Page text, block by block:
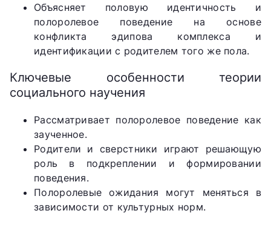
Объясняет половую идентичность и
полоролевое поведение на основе
конфликта эдипова комплекса и
идентификации с родителем того же пола.
Ключевые особенности теории
социального научения
Рассматривает полоролевое поведение как
заученное.
Родители и сверстники играют решающую
роль в подкреплении и формировании
поведения.
Полоролевые ожидания могут меняться в
зависимости от культурных норм.